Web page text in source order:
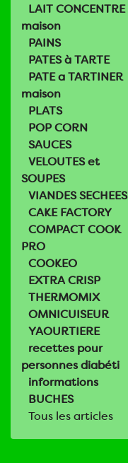
LAIT CONCENTRE
maison
PAINS
PATES à TARTE
PATE a TARTINER
maison
PLATS
POP CORN
SAUCES
VELOUTES et
SOUPES
VIANDES SECHEES
CAKE FACTORY
COMPACT COOK
PRO
COOKEO
EXTRA CRISP
THERMOMIX
OMNICUISEUR
YAOURTIERE
recettes pour
personnes diabéti
informations
BUCHES
Tous les articles